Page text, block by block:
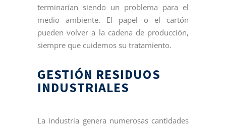
terminarían siendo un problema para el
medio ambiente. El papel o el cartón
pueden volver a la cadena de producción,
siempre que cuidemos su tratamiento.
GESTIÓN RESIDUOS
INDUSTRIALES
La industria genera numerosas cantidades